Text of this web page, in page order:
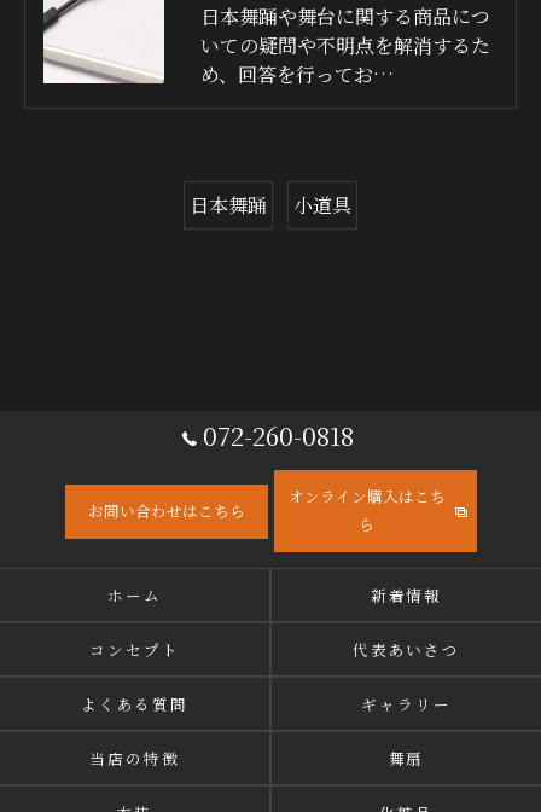
日本舞踊や舞台に関する商品につ
いての疑問や不明点を解消するた
め、回答を行ってお…
日本舞踊 小道具
072-260-0818
お問い合わせはこちら
オンライン購入はこち
ら
ホーム 新着情報
コンセプト 代表あいさつ
よくある質問 ギャラリー
当店の特徴 舞扇